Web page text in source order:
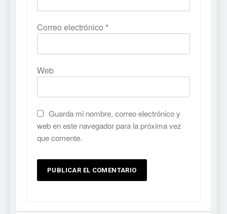
Correo electrónico *
Web
Guarda mi nombre, correo electrónico y
web en este navegador para la próxima vez
que comente.